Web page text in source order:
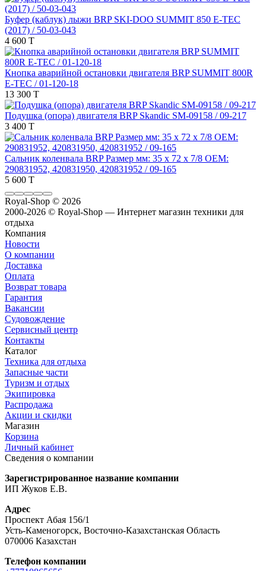
Буфер (каблук) лыжи BRP SKI-DOO SUMMIT 850 E-TEC
(2017) / 50-03-043
4 600 T
Кнопка аварийной остановки двигателя BRP SUMMIT 800R
E-TEC / 01-120-18
13 300 T
Подушка (опора) двигателя BRP Skandic SM-09158 / 09-217
3 400 T
Сальник коленвала BRP Размер мм: 35 x 72 x 7/8 OEM:
290831952, 420831950, 420831952 / 09-165
5 600 T
Royal-Shop © 2026
2000-2026 © Royal-Shop — Интернет магазин техники для
отдыха
Компания
Новости
О компании
Доставка
Оплата
Возврат товара
Гарантия
Вакансии
Судовождение
Сервисный центр
Контакты
Каталог
Техника для отдыха
Запасные части
Туризм и отдых
Экипировка
Распродажа
Акции и скидки
Магазин
Корзина
Личный кабинет
Сведения о компании
Зарегистрированное название компании
ИП Жуков Е.В.
Адрес
Проспект Абая 156/1
Усть-Каменогорск, Восточно-Казахстанская Область
070006 Казахстан
Телефон компании